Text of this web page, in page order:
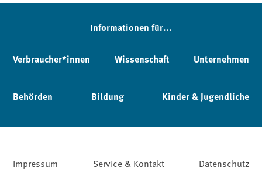
Informationen für...
Verbraucher*innen Wissenschaft Unternehmen
Behörden Bildung Kinder & Jugendliche
Impressum Service & Kontakt
Datenschutz